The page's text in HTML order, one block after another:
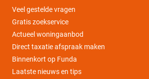
Veel gestelde vragen
Gratis zoekservice
Actueel woningaanbod
Direct taxatie afspraak maken
Binnenkort op Funda
Laatste nieuws en tips